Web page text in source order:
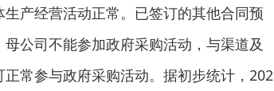
产经营活动正常。已签订的其他合同预
公司不能参加政府采购活动，与渠道及
常参与政府采购活动。据初步统计，202